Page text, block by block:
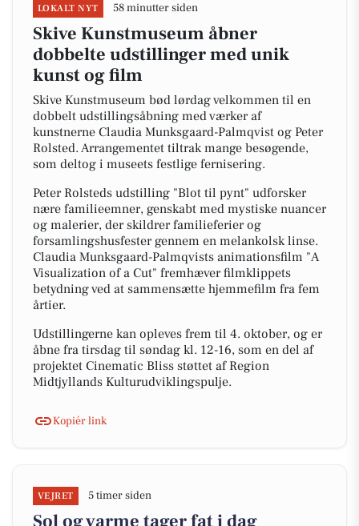
LOKALT NYT 58 minutter siden
Skive Kunstmuseum åbner
dobbelte udstillinger med unik
kunst og film
Skive Kunstmuseum bød lørdag velkommen til en
dobbelt udstillingsåbning med værker af
kunstnerne Claudia Munksgaard-Palmqvist og Peter
Rolsted. Arrangementet tiltrak mange besøgende,
som deltog i museets festlige fernisering.
Peter Rolsteds udstilling "Blot til pynt" udforsker
nære familieemner, genskabt med mystiske nuancer
og malerier, der skildrer familieferier og
forsamlingshusfester gennem en melankolsk linse.
Claudia Munksgaard-Palmqvists animationsfilm "A
Visualization of a Cut" fremhæver filmklippets
betydning ved at sammensætte hjemmefilm fra fem
årtier.
Udstillingerne kan opleves frem til 4. oktober, og er
åbne fra tirsdag til søndag kl. 12-16, som en del af
projektet Cinematic Bliss støttet af Region
Midtjyllands Kulturudviklingspulje.
Kopiér link
VEJRET 5 timer siden
Sol og varme tager fat i dag